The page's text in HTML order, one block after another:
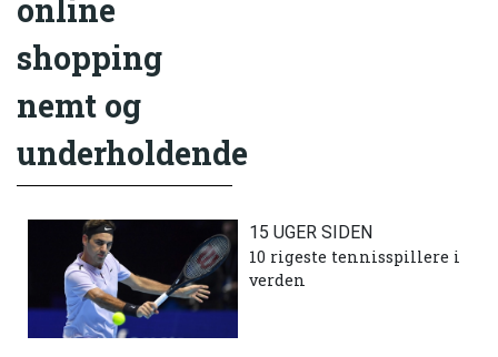
online
shopping
nemt og
underholdende
15 UGER SIDEN
10 rigeste tennisspillere i
verden